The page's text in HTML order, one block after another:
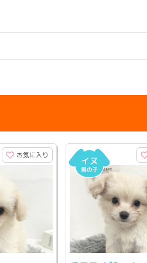
お気に入り